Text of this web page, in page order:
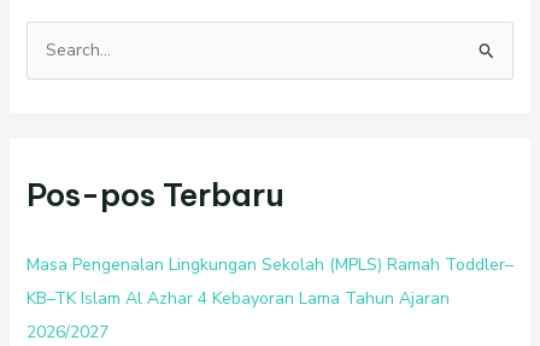
a
u
t
u
k
Pos-pos Terbaru
Masa Pengenalan Lingkungan Sekolah (MPLS) Ramah Toddler–
KB–TK Islam Al Azhar 4 Kebayoran Lama Tahun Ajaran
2026/2027